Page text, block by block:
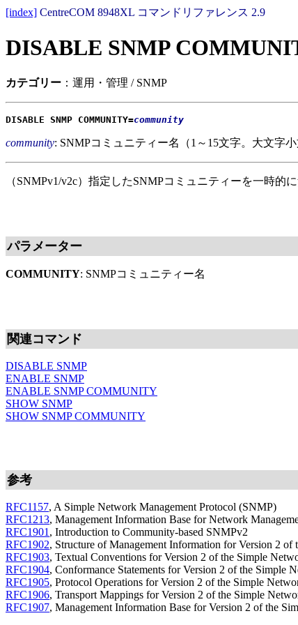
[index] CentreCOM 8948XL コマンドリファレンス 2.9
DISABLE SNMP
カテゴリー ：運用・管理 / SNMP
DISABLE SNMP COMMUNITY=community
community: SNMPコミュニティー名（1～15文字。大文字小
（SNMPv1/v2c）指定したSNMPコミュニティーを一時的に
パラメーター
COMMUNITY: SNMPコミュニティー名
関連コマンド
DISABLE SNMP
ENABLE SNMP
ENABLE SNMP COMMUNITY
SHOW SNMP
SHOW SNMP COMMUNITY
参考
RFC1157, A Simple Network Management Protocol (SNMP)
RFC1213, Management Information Base for Network
RFC1901 , Introduction to Community-based SNMPv2
RFC1902, Structure of Management Information for Version 2
RFC1903, Textual Conventions for Version 2 of the Simple
RFC1904, Conformance Statements for Version 2 of the Simple
RFC1905, Protocol Operations for Version 2 of the Simple
RFC1906, Transport Mappings for Version 2 of the Simple
RFC1907, Management Information Base for Version 2 of the